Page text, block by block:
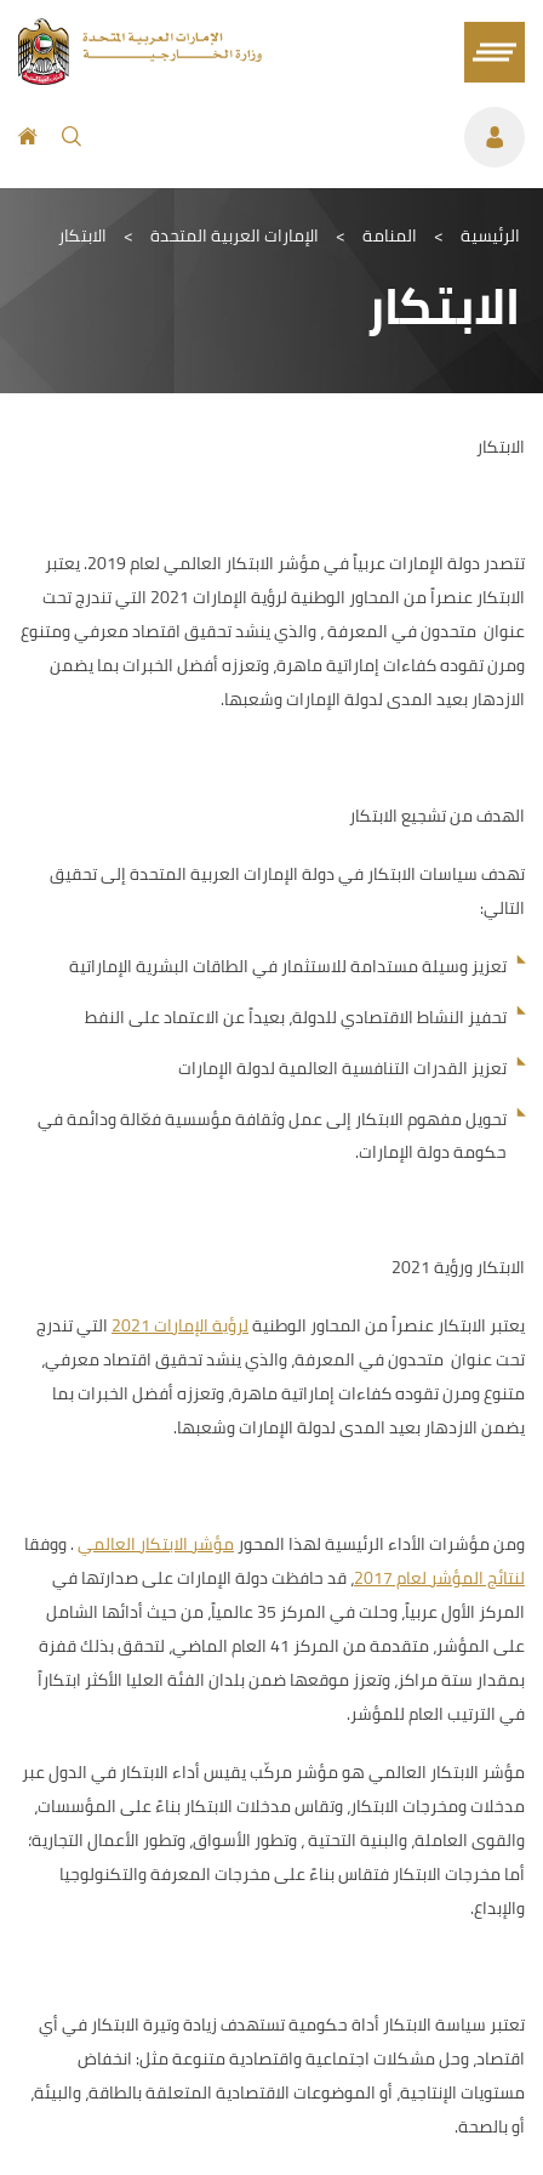
الرئيسية > المنامة > الإمارات العربية المتحدة > الابتكار
الابتكار
الابتكار
تتصدر دولة الإمارات عربياً في مؤشر الابتكار العالمي لعام 2019. يعتبر
الابتكار عنصراً من المحاور الوطنية لرؤية الإمارات 2021 التي تندرج تحت
عنوان متحدون في المعرفة ، والذي ينشد تحقيق اقتصاد معرفي ومتنوع
ومرن تقوده كفاءات إماراتية ماهرة، وتعززه أفضل الخبرات بما يضمن
الازدهار بعيد المدى لدولة الإمارات وشعبها.
الهدف من تشجيع الابتكار
تهدف سياسات الابتكار في دولة الإمارات العربية المتحدة إلى تحقيق
التالي:
تعزيز وسيلة مستدامة للاستثمار في الطاقات البشرية الإماراتية
تحفيز النشاط الاقتصادي للدولة، بعيداً عن الاعتماد على النفط
تعزيز القدرات التنافسية العالمية لدولة الإمارات
تحويل مفهوم الابتكار إلى عمل وثقافة مؤسسية فعّالة ودائمة في
حكومة دولة الإمارات.
الابتكار ورؤية 2021
يعتبر الابتكار عنصراً منالمحاور الوطنيةلرؤية الإمارات 2021
التي تندرج
تحت عنوان متحدون في المعرفة، والذي ينشد تحقيق اقتصاد معرفي،
متنوع ومرن تقوده كفاءات إماراتية ماهرة، وتعززه أفضل الخبرات بما
يضمن الازدهار بعيد المدى لدولة الإمارات وشعبها.
ومن مؤشرات الأداء الرئيسية لهذا المحورمؤشر الابتكار العالمي.ووفقا
لنتائج المؤشر لعام 2017
، قدحافظت دولة الإمارات على صدارتها في
المركز الأول عربياً، وحلت في المركز 35 عالمياً، من حيث أدائها الشامل
على المؤشر، متقدمة من المركز 41 العام الماضي، لتحقق بذلك قفزة
بمقدار ستة مراكز، وتعزز موقعها ضمن بلدان الفئة العليا الأكثر ابتكاراً
في الترتيب العام للمؤشر.
مؤشر الابتكار العالمي هو مؤشر مركّب يقيس أداء الابتكار في الدول عبر
مدخلات ومخرجات الابتكار، وتقاس مدخلات الابتكار بناءً على المؤسسات،
والقوى العاملة، والبنية التحتية ، وتطور الأسواق، وتطور الأعمال التجارية؛
أما مخرجات الابتكار فتقاس بناءً على مخرجات المعرفة والتكنولوجيا
والإبداع.
تعتبر سياسة الابتكار أداة حكومية تستهدف زيادة وتيرة الابتكار في أي
اقتصاد، وحل مشكلات اجتماعية واقتصادية متنوعة مثل: انخفاض
مستويات الإنتاجية، أو الموضوعات الاقتصادية المتعلقة بالطاقة، والبيئة،
أو بالصحة.